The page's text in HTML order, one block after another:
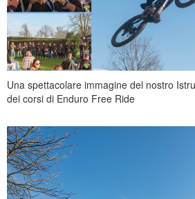
Una spettacolare immagine del nostro
dei corsi di Enduro Free Ride